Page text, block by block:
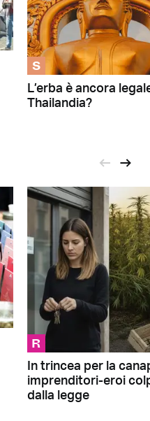
S
L’erba è ancora
Thailandia?
R
In trincea per la
imprenditori-eroi
dalla legge